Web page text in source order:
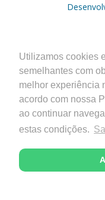
Utilizamos cookies
semelhantes com
melhor experiência
acordo com nossa
ao continuar
estas condições.